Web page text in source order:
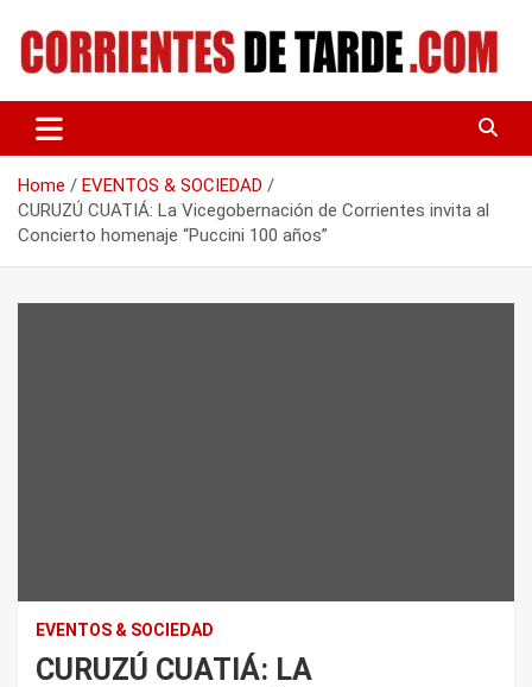
content
CORRIENTES DE TARDE
Home
EVENTOS & SOCIEDAD
CURUZÚ CUATIÁ: La Vicegobernación de Corrientes invita al
Concierto homenaje “Puccini 100 años”
EVENTOS & SOCIEDAD
CURUZÚ CUATIÁ: LA